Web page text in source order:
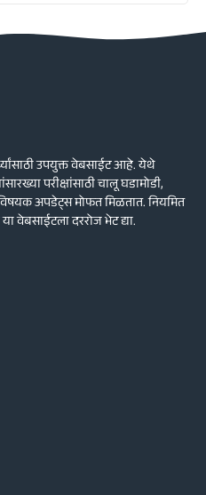
उपयुक्त वेबसाईट आहे. येथे
परीक्षांसाठी चालू घडामोडी,
अपडेट्स मोफत मिळतात. नियमित
वेबसाईटला दररोज भेट द्या.